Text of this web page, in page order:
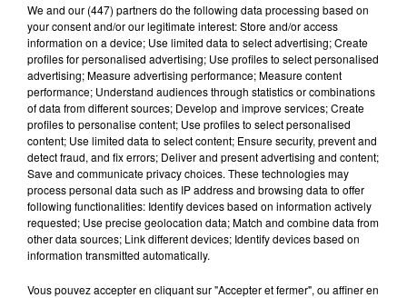
Loir-et-Cher : un pyromane interpellé grâce
au sang-froid des...
We and our (447) partnersdo the following data processing based on
your consent and/or our legitimate interest: Store and/or access
information on a device; Use limited data to select advertising; Create
profiles for personalised advertising; Use profiles to select personalised
advertising; Measure advertising performance; Measure content
performance; Understand audiences through statistics or combinations
of data from different sources; Develop and improve services; Create
profiles to personalise content; Use profiles to select personalised
content; Use limited data to select content; Ensure security, prevent and
detect fraud, and fix errors; Deliver and present advertising and content;
Save and communicate privacy choices. These technologies may
process personal data such as IP address and browsing data to offer
following functionalities: Identify devices based on information actively
requested; Use precise geolocation data; Match and combine data from
other data sources; Link different devices; Identify devices based on
information transmitted automatically.
Vous pouvez accepter en cliquant sur "Accepter et fermer", ou affiner en